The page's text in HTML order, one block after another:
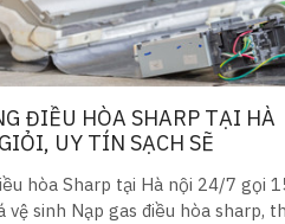
ĐIỀU HÒA SHARP TẠI HÀ
UY TÍN SẠCH SẼ
hòa Sharp tại Hà nội 24/7 gọi
vệ sinh Nạp gas điều hòa sharp,